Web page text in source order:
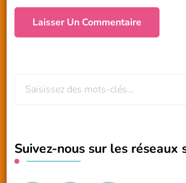
?
Suivez-nous sur les réseaux